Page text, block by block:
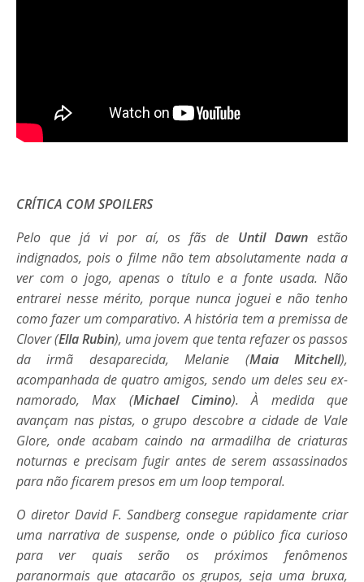
CRÍTICA COM SPOILERS
Pelo que já vi por aí, os fãs de Until Dawn estão
indignados, pois o filme não tem absolutamente nada a
ver com o jogo, apenas o título e a fonte usada. Não
entrarei nesse mérito, porque nunca joguei e não tenho
como fazer um comparativo. A história tem a premissa de
Clover (Ella Rubin), uma jovem que tenta refazer os passos
da irmã desaparecida, Melanie (Maia Mitchell),
acompanhada de quatro amigos, sendo um deles seu ex-
namorado, Max (Michael Cimino). À medida que
avançam nas pistas, o grupo descobre a cidade de Vale
Glore, onde acabam caindo na armadilha de criaturas
noturnas e precisam fugir antes de serem assassinados
para não ficarem presos em um loop temporal.
O diretor David F. Sandberg consegue rapidamente criar
uma narrativa de suspense, onde o público fica curioso
para ver quais serão os próximos fenômenos
paranormais que atacarão os grupos, seja uma bruxa,